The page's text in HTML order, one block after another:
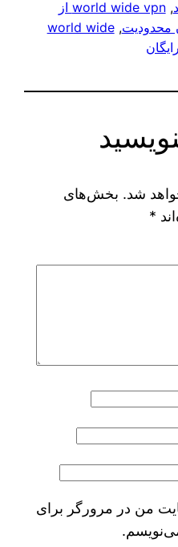
,
world wide vpn از
,
world wide
شد. بخش‌های
*
من در مرورگر برای